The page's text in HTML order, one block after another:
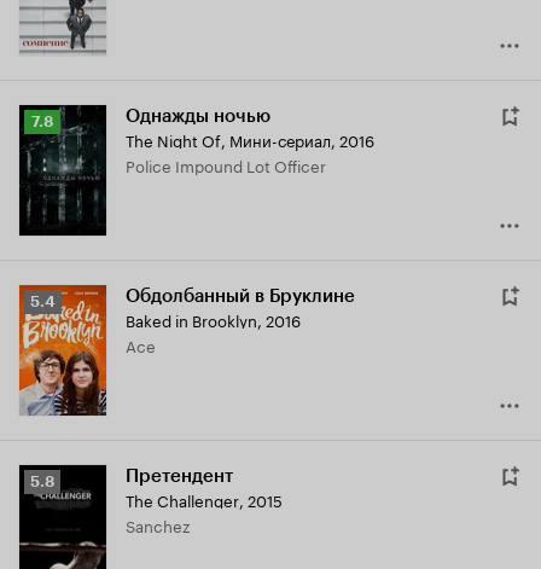
Рейтинг
Кинопоиска
7.8
7.8 Однажды ночью
The Night Of, Мини-сериал, 2016
Police Impound Lot Officer
Рейтинг
Кинопоиска
5.4
5.4 Обдолбанный в Бруклине
Baked in Brooklyn, 2016
Ace
Рейтинг
Кинопоиска
5.8
5.8 Претендент
The Challenger, 2015
Sanchez